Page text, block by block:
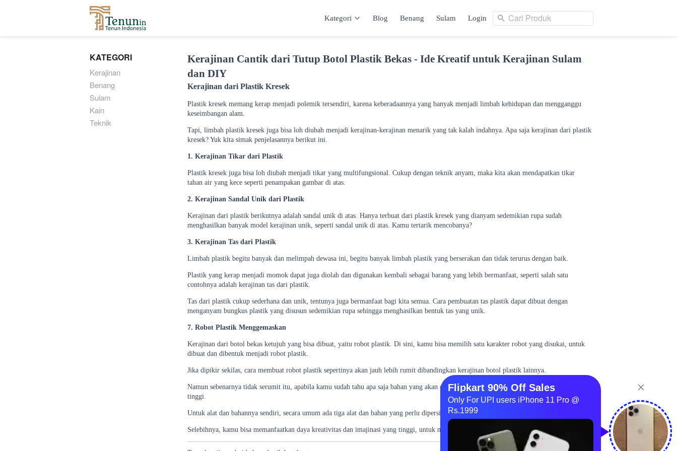
Cari Produk
Kategori Blog Benang Sulam Login Cari Produk
KATEGORI
Kerajinan
Benang
Sulam
Kain
Teknik
Kerajinan Cantik dari Tutup Botol Plastik Bekas - Ide Kreatif untuk Kerajinan Sulam
dan DIY
Kerajinan dari Plastik Kresek
Plastik kresek memang kerap menjadi polemik tersendiri, karena keberadaannya yang banyak menjadi limbah kehidupan dan mengganggu
keseimbangan alam.
Tapi, limbah plastik kresek juga bisa loh diubah menjadi kerajinan-kerajinan menarik yang tak kalah indahnya. Apa saja kerajinan dari plastik
kresek? Yuk kita simak penjelasannya berikut ini.
1. Kerajinan Tikar dari Plastik
Plastik kresek juga bisa loh diubah menjadi tikar yang multifungsional. Cukup dengan teknik anyam, maka kita akan mendapatkan tikar
tahan air yang kece seperti penampakan gambar di atas.
2. Kerajinan Sandal Unik dari Plastik
Kerajinan dari plastik berikutnya adalah sandal unik di atas. Hanya terbuat dari plastik kresek yang dianyam sedemikian rupa sudah
menghasilkan banyak model kerajinan unik, seperti sandal unik di atas. Kamu tertarik mencobanya?
3. Kerajinan Tas dari Plastik
Limbah plastik begitu banyak dan melimpah dewasa ini, begitu banyak limbah plastik yang berserakan dan tidak terurus dengan baik.
Plastik yang kerap menjadi momok dapat juga diolah dan digunakan kembali sebagai barang yang lebih bermanfaat, seperti salah satu
contohnya adalah kerajinan tas dari plastik.
Tas dari plastik cukup sederhana dan unik, tentunya juga bermanfaat bagi kita semua. Cara pembuatan tas plastik dapat dibuat dengan
menganyam bungkus plastik yang disusun sedemikian rupa sehingga menghasilkan bentuk tas yang unik.
7. Robot Plastik Menggemaskan
Kerajinan dari botol bekas ketujuh yang bisa dibuat, yaitu robot plastik. Di sini, kamu bisa memilih satu karakter robot yang disukai, untuk
dibuat dan dibentuk menjadi robot plastik.
Jika dipikir sekilas, cara membuat robot plastik sepertinya akan jauh lebih rumit dibandingkan kerajinan botol plastik lainnya.
Namun sebenarnya tidak serumit itu, apabila kamu sudah tahu apa saja bahan yang akan digunakan, serta daya imajinasi dan kreativitas yang
tinggi.
Untuk alat dan bahannya sendiri, secara umum ada tiga alat dan bahan yang perlu dipersiapkan, antara lain botol bekas, gunting dan lem.
Selebihnya, kamu bisa memanfaatkan daya kreativitas dan imajinasi yang tinggi, untuk membuat robot plastik kesukaanmu.